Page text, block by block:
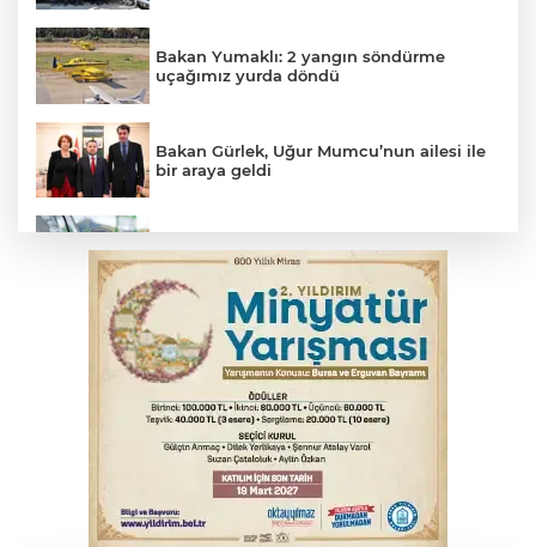
Bakan Yumaklı: 2 yangın söndürme
uçağımız yurda döndü
Bakan Gürlek, Uğur Mumcu’nun ailesi ile
bir araya geldi
yansıyacak mı?
YENİ Parti Genel Başkanı Özel'den
Çerçeve Yasa yorumu
Serbest piyasada döviz fiyatları
Serbest piyasada altın fiyatları...